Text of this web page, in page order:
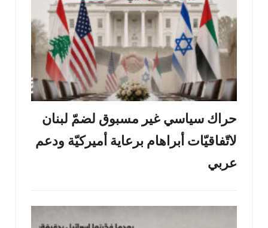
حراك سياسي غير مسبوق لضمّ لبنان
لاتّفاقيّات أبراهام برعاية أميركيّة ودعم
عربي